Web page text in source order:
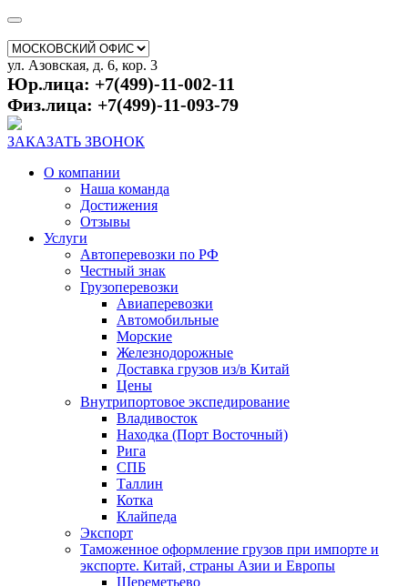
ул. Азовская, д. 6, кор. 3
Юр.лица: +7(499)-11-002-11
Физ.лица: +7(499)-11-093-79
ЗАКАЗАТЬ ЗВОНОК
О компании
Наша команда
Достижения
Отзывы
Услуги
Автоперевозки по РФ
Честный знак
Грузоперевозки
Авиаперевозки
Автомобильные
Морские
Железнодорожные
Доставка грузов из/в Китай
Цены
Внутрипортовое экспедирование
Владивосток
Находка (Порт Восточный)
Рига
СПБ
Таллин
Котка
Клайпеда
Экспорт
Таможенное оформление грузов при импорте и
экспорте. Китай, страны Азии и Европы
Шереметьево